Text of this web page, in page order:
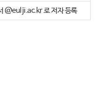
@eulji.ac.kr 로 저자 등록